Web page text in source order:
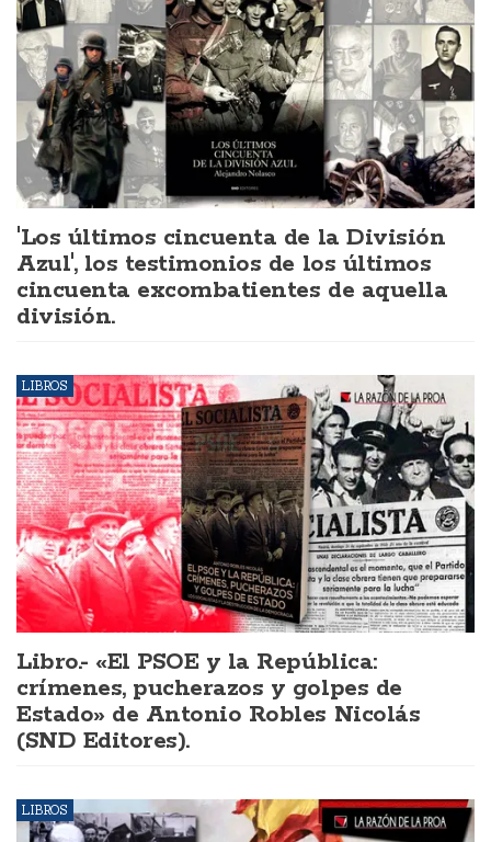
'Los últimos cincuenta de la División
Azul', los testimonios de los últimos
cincuenta excombatientes de aquella
división.
LIBROS
Libro.- «El PSOE y la República:
crímenes, pucherazos y golpes de
Estado» de Antonio Robles Nicolás
(SND Editores).
LIBROS